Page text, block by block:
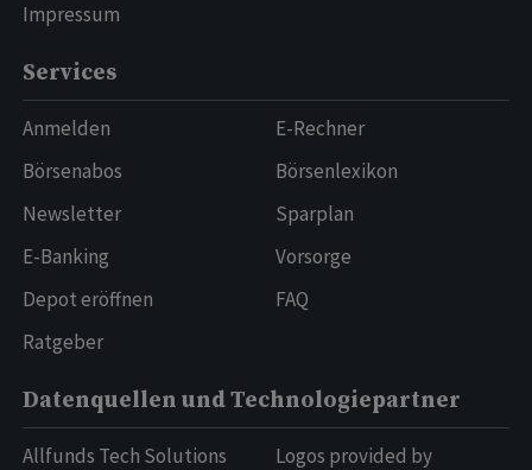
Impressum
Services
Anmelden
Börsenabos
Newsletter
E-Banking
Depot eröffnen
Ratgeber
E-Rechner
Börsenlexikon
Sparplan
Vorsorge
FAQ
Datenquellen und Technologiepartner
Allfunds Tech Solutions
Logos provided by